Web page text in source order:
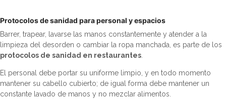
Protocolos de sanidad para personal y espacios
Barrer, trapear, lavarse las manos constantemente y atender a la
limpieza del desorden o cambiar la ropa manchada, es parte de los
protocolos de sanidad en restaurantes
El personal debe portar su uniforme limpio, y en todo momento
mantener su cabello cubierto; de igual forma debe mantener un
constante lavado de manos y no mezclar alimentos.